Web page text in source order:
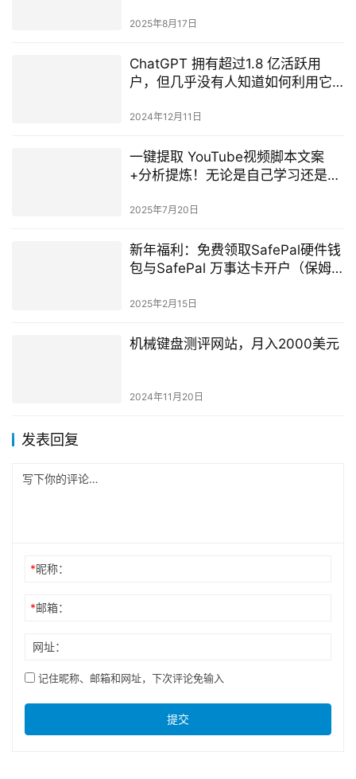
2025年8月17日
ChatGPT 拥有超过1.8 亿活跃用
户，但几乎没有人知道如何利用它
5 个简单步骤↓
2024年12月11日
一键提取 YouTube视频脚本文案
+分析提炼！无论是自己学习还是各
2025年7月20日
新年福利：免费领取SafePal硬件钱
包与SafePal 万事达卡开户（保姆
2025年2月15日
机械键盘测评网站，月入2000美元
2024年11月20日
发表回复
*昵称：
*邮箱：
网址：
记住昵称、邮箱和网址，下次评论免输入
提交